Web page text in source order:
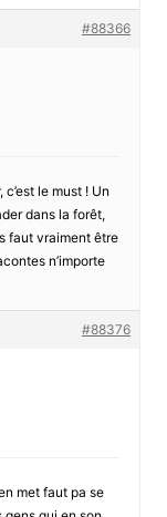
#88366
le must ! Un
dans la forêt,
faut vraiment être
n’importe
#88376
met faut pa se